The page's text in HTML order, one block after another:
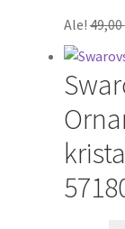
Ale!49,00